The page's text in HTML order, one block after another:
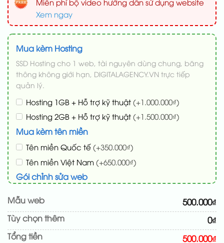
Xem ngay
Mua kèm Hosting
SSD Hosting cho 1 web, tài nguyên dùng chung, băng
thông không giới hạn, DIGITALAGENCY.VN trực tiếp
quản lý.
Hosting 1GB + Hỗ trợ kỹ thuật (+1.000.000₫)
Hosting 2GB + Hỗ trợ kỹ thuật (+1.500.000₫)
Mua kèm tên miền
Tên miền Quốc tế (+350.000₫)
Tên miền Việt Nam (+650.000₫)
Gói chỉnh sửa web
Thay logo + thông tin doanh nghiệp
(+50.000₫)
Đổi màu chủ đạo theo tông của logo
Sửa danh mục và sắp xếp lại đề mục menu cho
Mẫu web 500.000₫
Tùy chọn thêm 0₫
Tổng tiền 500.000₫